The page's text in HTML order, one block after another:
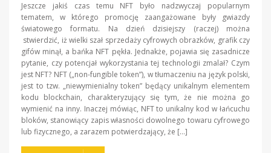
Jeszcze jakiś czas temu NFT było nadzwyczaj popularnym
tematem, w którego promocję zaangażowane były gwiazdy
światowego formatu. Na dzień dzisiejszy (raczej) można
stwierdzić, iż wielki szał sprzedaży cyfrowych obrazków, grafik czy
gifów minął, a bańka NFT pękła. Jednakże, pojawia się zasadnicze
pytanie, czy potencjał wykorzystania tej technologii zmalał? Czym
jest NFT? NFT („non-fungible token”), w tłumaczeniu na język polski,
jest to tzw. „niewymienialny token” będący unikalnym elementem
kodu blockchain, charakteryzujący się tym, że nie można go
wymienić na inny. Inaczej mówiąc, NFT to unikalny kod w łańcuchu
bloków, stanowiący zapis własności dowolnego towaru cyfrowego
lub fizycznego, a zarazem potwierdzający, że […]